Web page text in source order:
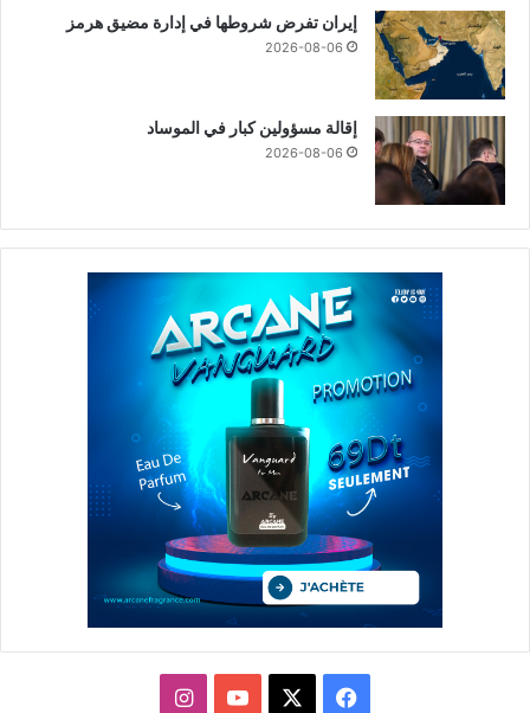
إيران تفرض شروطها في إدارة مضيق هرمز
2026-08-06
إقالة مسؤولين كبار في الموساد
2026-08-06
فيسبوك يوتيوبانستقرام